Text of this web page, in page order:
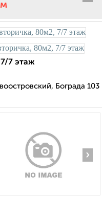
7 этаж
Бограда 103
›